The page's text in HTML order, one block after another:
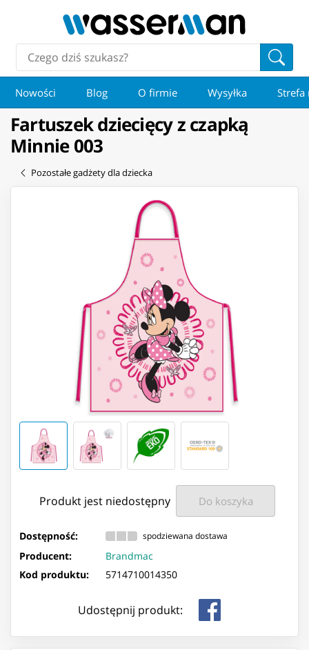
Nowości Blog O firmie Wysyłka Strefa
Fartuszek dziecięcy z czapką
Minnie 003
Pozostałe gadżety dla dziecka
Produkt jest niedostępny Do koszyka
Dostępność: spodziewana dostawa
Producent:
Brandmac
Kod produktu:
5714710014350
Udostępnij produkt: